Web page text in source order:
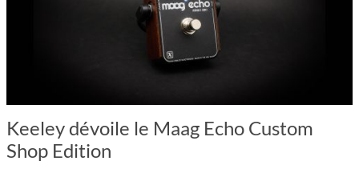
Keeley dévoile le Maag Echo Custom
Shop Edition